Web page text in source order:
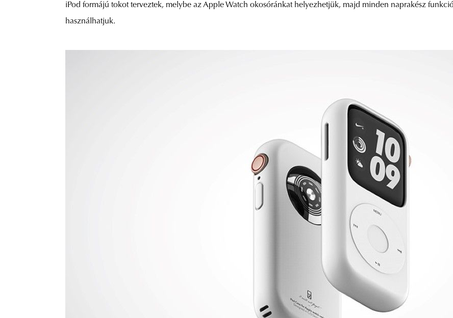
iPod formájú tokot terveztek, melybe az Apple Watch okosóránkat helyezhetjük, majd minden naprakész
használhatjuk.